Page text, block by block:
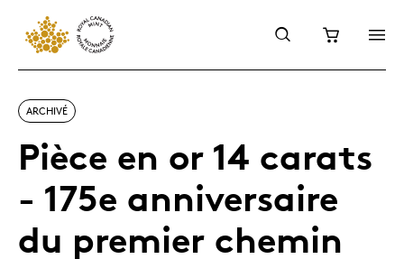
ARCHIVÉ
Pièce en or 14 carats
- 175e anniversaire
du premier chemin